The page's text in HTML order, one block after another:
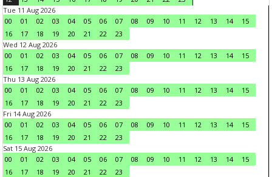
Tue 11 Aug 2026
00
01 02 03 04 05 06 07 08 09 10 11 12 13 14
15
16
17 18 19 20 21 22
23
Wed 12 Aug 2026
00
01 02 03 04 05 06 07 08 09 10 11 12 13 14
15
16
17 18 19 20 21 22
23
Thu 13 Aug 2026
00
01 02 03 04 05 06 07 08 09 10 11 12 13 14
15
16
17 18 19 20 21 22
23
Fri 14 Aug 2026
00
01 02 03 04 05 06 07 08 09 10 11 12 13 14
15
16
17 18 19 20 21 22
23
Sat 15 Aug 2026
00
01 02 03 04 05 06 07 08 09 10 11 12 13 14
15
16
17 18 19 20 21 22
23